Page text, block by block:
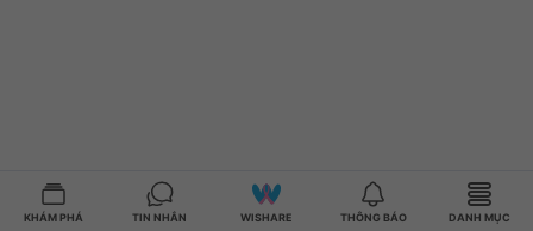
KHÁM PHÁ TIN NHẮN WISHARE THÔNG BÁO DANH MỤC